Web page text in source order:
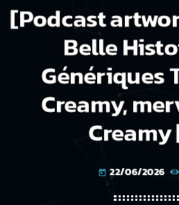
[Podcast
Belle
Génériques
Creamy,
today 22/06/2026